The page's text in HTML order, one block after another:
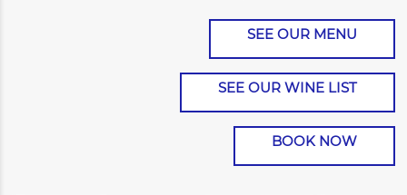
SEE OUR MENU
SEE OUR WINE LIST
BOOK NOW